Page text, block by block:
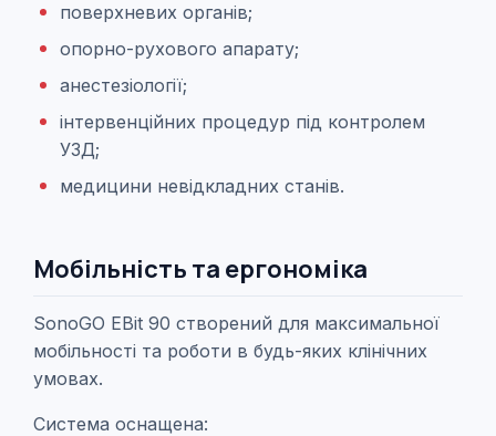
поверхневих органів;
опорно-рухового апарату;
анестезіології;
інтервенційних процедур під контролем
УЗД;
медицини невідкладних станів.
Мобільність та ергономіка
SonoGO EBit 90 створений для максимальної
мобільності та роботи в будь-яких клінічних
умовах.
Система оснащена: